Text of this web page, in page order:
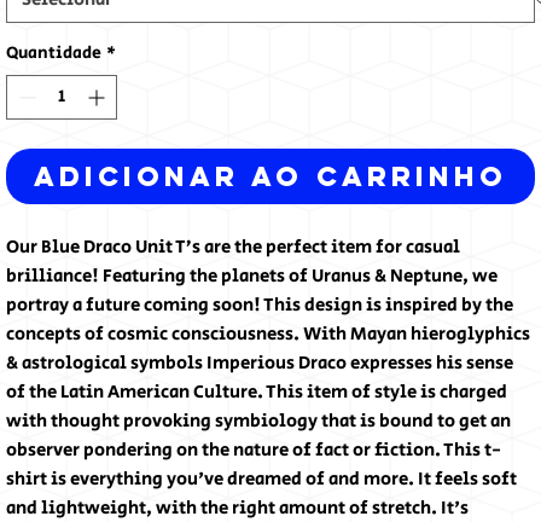
Quantidade *
Adicionar ao carrinho
Our Blue Draco Unit T’s are the perfect item for casual
brilliance! Featuring the planets of Uranus & Neptune, we
portray a future coming soon! This design is inspired by the
concepts of cosmic consciousness. With Mayan hieroglyphics
& astrological symbols Imperious Draco expresses his sense
of the Latin American Culture. This item of style is charged
with thought provoking symbiology that is bound to get an
observer pondering on the nature of fact or fiction. This t-
shirt is everything you've dreamed of and more. It feels soft
and lightweight, with the right amount of stretch. It's